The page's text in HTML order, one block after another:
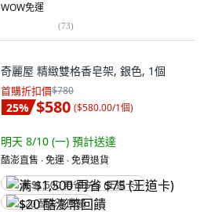
WOW免運
(73)
奇麗屋 精緻雙格香皂架, 銀色, 1個
首購折扣價$780
25% $580 ($580.00/1個)
明天 8/10 (一) 預計送達
酷澎直售 ∙ 免運 ∙ 免費退貨
满 $1,500 再省 $75 (王道卡)
$20 酷澎幣回饋